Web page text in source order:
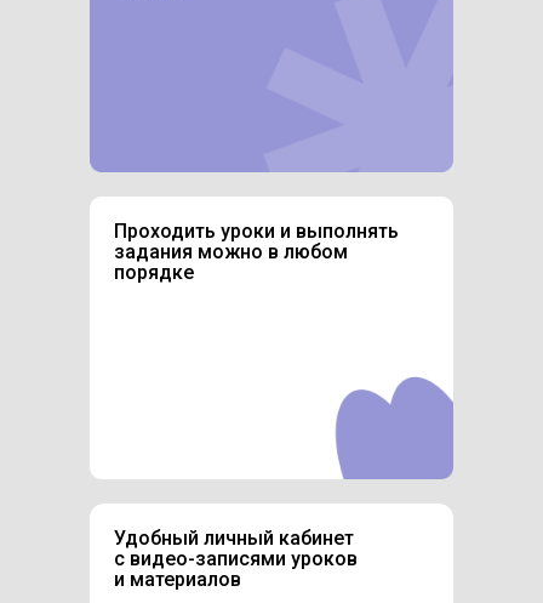
Проходить уроки и выполнять
задания можно в любом
порядке
Удобный личный кабинет
с видео-записями уроков
и материалов